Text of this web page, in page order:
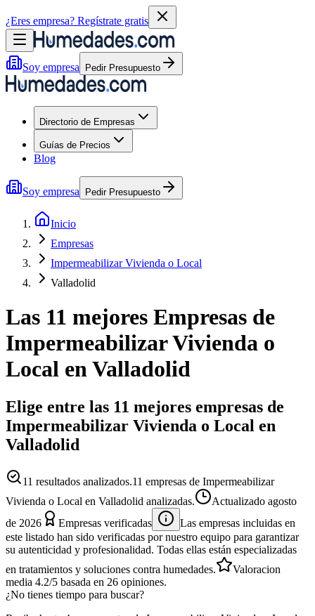
¿Eres empresa? Regístrate gratis
Soy empresa Pedir Presupuesto
Directorio de Empresas
Guías de Precios
Blog
Soy empresa Pedir Presupuesto
Inicio
Empresas
Impermeabilizar Vivienda o Local
Valladolid
Las 11 mejores Empresas de
Impermeabilizar Vivienda o
Local enValladolid
Elige entre las 11 mejores empresas de
Impermeabilizar Vivienda o Local en
Valladolid
11 resultados analizados.11 empresas de Impermeabilizar
Vivienda o Local en Valladolid analizadas.
Actualizado agosto
de 2026
Empresas verificadas
Las empresas incluidas en
este listado han sido verificadas por nuestro equipo para garantizar
su autenticidad y profesionalidad. Todas ellas están especializadas
en tratamientos y soluciones contra humedades.
Valoracion
media 4.2/5 basada en 26 opiniones.
¿No tienes tiempo para buscar?